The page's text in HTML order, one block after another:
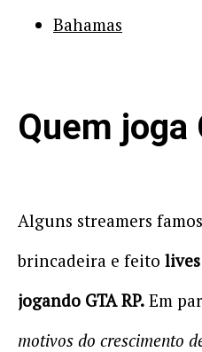
Bahamas
Quem joga
Alguns streamers
brincadeira e feito
jogando GTA RP. Em
motivos do crescimento